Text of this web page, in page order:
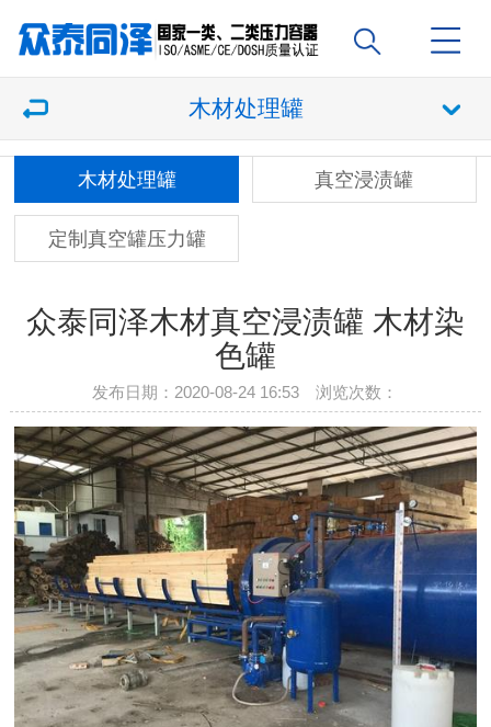
木材处理罐
木材处理罐 真空浸渍罐
定制真空罐压力罐
众泰同泽木材真空浸渍罐 木材染
色罐
发布日期：2020-08-24 16:53 浏览次数：